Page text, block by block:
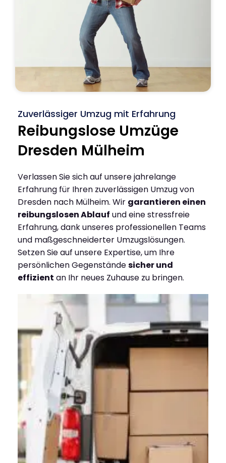
Zuverlässiger Umzug mit Erfahrung
Reibungslose Umzüge
Dresden Mülheim
Verlassen Sie sich auf unsere jahrelange
Erfahrung für Ihren zuverlässigen Umzug von
Dresden nach Mülheim. Wir garantieren einen
reibungslosen Ablauf und eine stressfreie
Erfahrung, dank unseres professionellen Teams
und maßgeschneiderter Umzugslösungen.
Setzen Sie auf unsere Expertise, um Ihre
persönlichen Gegenständesicher und
effizient an Ihr neues Zuhause zu bringen.